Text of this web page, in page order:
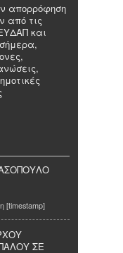
απορρόφηση
από τις
και
[timestamp]
ΣΕ